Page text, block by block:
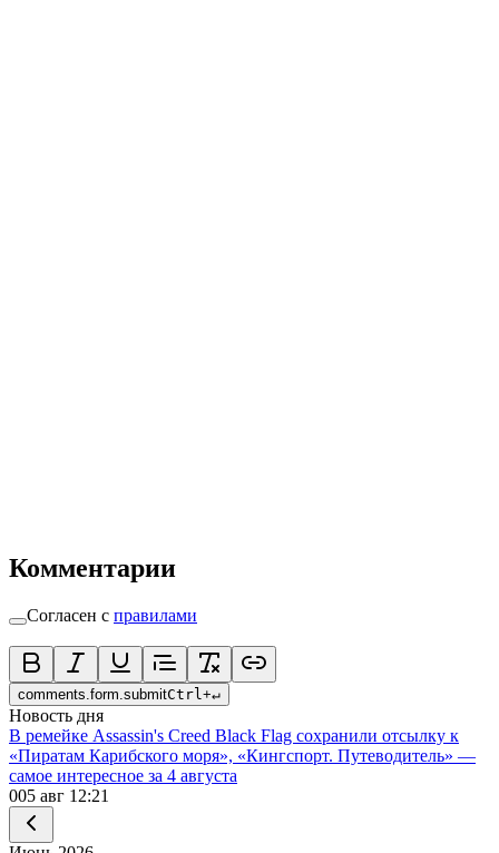
Комментарии
Согласен с правилами
comments.form.submitCtrl +↵
Новость дня
В ремейке Assassin's Creed Black Flag сохранили отсылку к
«Пиратам Карибского моря», «Кингспорт. Путеводитель» —
самое интересное за 4 августа
005 авг 12:21